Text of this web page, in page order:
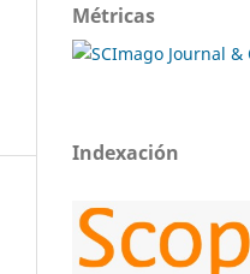
Métricas
Indexación